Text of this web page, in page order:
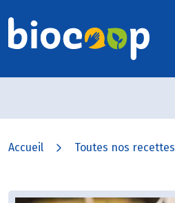
Accueil Toutes nos recettes